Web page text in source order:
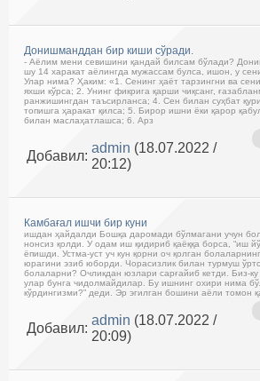
Донишманддан бир киши сўради.
- Аёлим мени севишини қандай билсам бўлади?
шу 14 харакат аёлингда мужассам булса, ишон, у
Улар нима? Ҳаким: «1. Сенинг ҳаёт тарзингни ва
яхши кўрса; 2. Унинг фикрига қарши чиқсанг,
ранжишингдан таъсирланса; 4. Сен билан суҳбат
топишга ҳаракат қилса; 5. Бирор ишни ёки қарор
билан маслаҳатлашса; 6. Арз
Добавил:
admin (18.07.2022 /
20:12)
Камбағал ишчи бир куни
ишдан ҳайдалди Бошқа даромади бўлмагани учун
нонсиз қолди. У одам иш қидириб қаёққа борса, “иш
ёпишди. Устма-уст уч кун қорни оч қолган
юрагини эзиб юборди. Чорасизлик билан турмуш
болаларни? Очликдан юзлари сарғайиб кетди. Биз-
улар бунга чидолмайдилар. Бу ишнинг охири нима
кўрдингизми?” деди. Эр эгилган бошини аёли томон
Добавил:
admin (18.07.2022 /
20:09)